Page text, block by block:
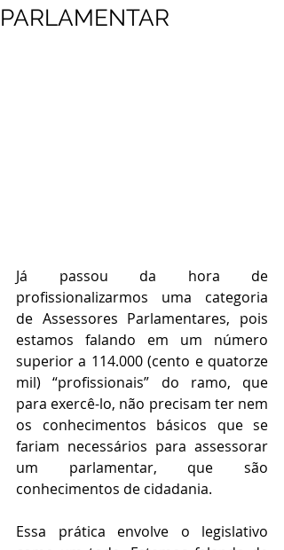
PARLAMENTAR
Já passou da hora de
profissionalizarmos uma categoria
de Assessores Parlamentares, pois
estamos falando em um número
superior a 114.000 (cento e quatorze
mil) “profissionais” do ramo, que
para exercê-lo, não precisam ter nem
os conhecimentos básicos que se
fariam necessários para assessorar
um parlamentar, que são
conhecimentos de cidadania.
Essa prática envolve o legislativo